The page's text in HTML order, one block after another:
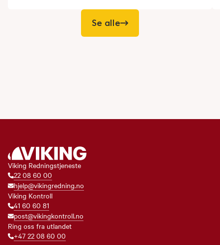
Se alle
Viking Redningstjeneste
22 08 60 00
hjelp@vikingredning.no
Viking Kontroll
41 60 60 81
post@vikingkontroll.no
Ring oss fra utlandet
+47 22 08 60 00